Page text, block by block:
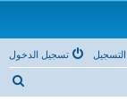
تسجيل الدخول
ب